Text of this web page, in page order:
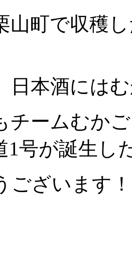
山町で収穫
日本酒に
チームむか
1号が誕生し
ございます！